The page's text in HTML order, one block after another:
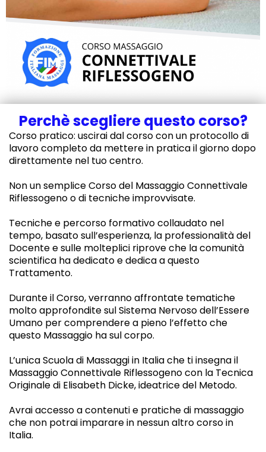
Perchè scegliere questo corso?
Corso pratico: uscirai dal corso con un protocollo di
lavoro completo da mettere in pratica il giorno dopo
direttamente nel tuo centro.
Non un semplice Corso del Massaggio Connettivale
Riflessogeno o di tecniche improvvisate.
Tecniche e percorso formativo collaudato nel
tempo, basato sull’esperienza, la professionalità del
Docente e sulle molteplici riprove che la comunità
scientifica ha dedicato e dedica a questo
Trattamento.
Durante il Corso, verranno affrontate tematiche
molto approfondite sul Sistema Nervoso dell’Essere
Umano per comprendere a pieno l’effetto che
questo Massaggio ha sul corpo.
L’unica Scuola di Massaggi in Italia che ti insegna il
Massaggio Connettivale Riflessogeno con la Tecnica
Originale di Elisabeth Dicke, ideatrice del Metodo.
Avrai accesso a contenuti e pratiche di massaggio
che non potrai imparare in nessun altro corso in
Italia.